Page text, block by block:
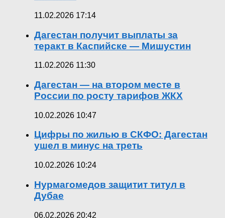
11.02.2026 17:14
Дагестан получит выплаты за
теракт в Каспийске — Мишустин
11.02.2026 11:30
Дагестан — на втором месте в
России по росту тарифов ЖКХ
10.02.2026 10:47
Цифры по жилью в СКФО: Дагестан
ушел в минус на треть
10.02.2026 10:24
Нурмагомедов защитит титул в
Дубае
06.02.2026 20:42